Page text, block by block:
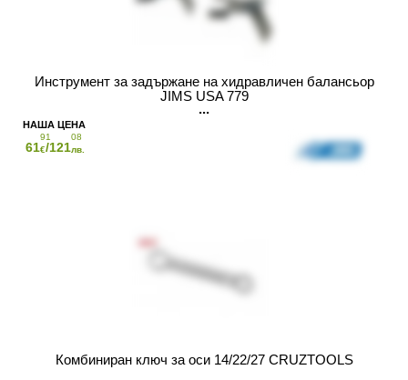
Инструмент за задържане на хидравличен балансьор
JIMS USA 779
61
91
€/121
08
лв.
Комбиниран ключ за оси 14/22/27 CRUZTOOLS